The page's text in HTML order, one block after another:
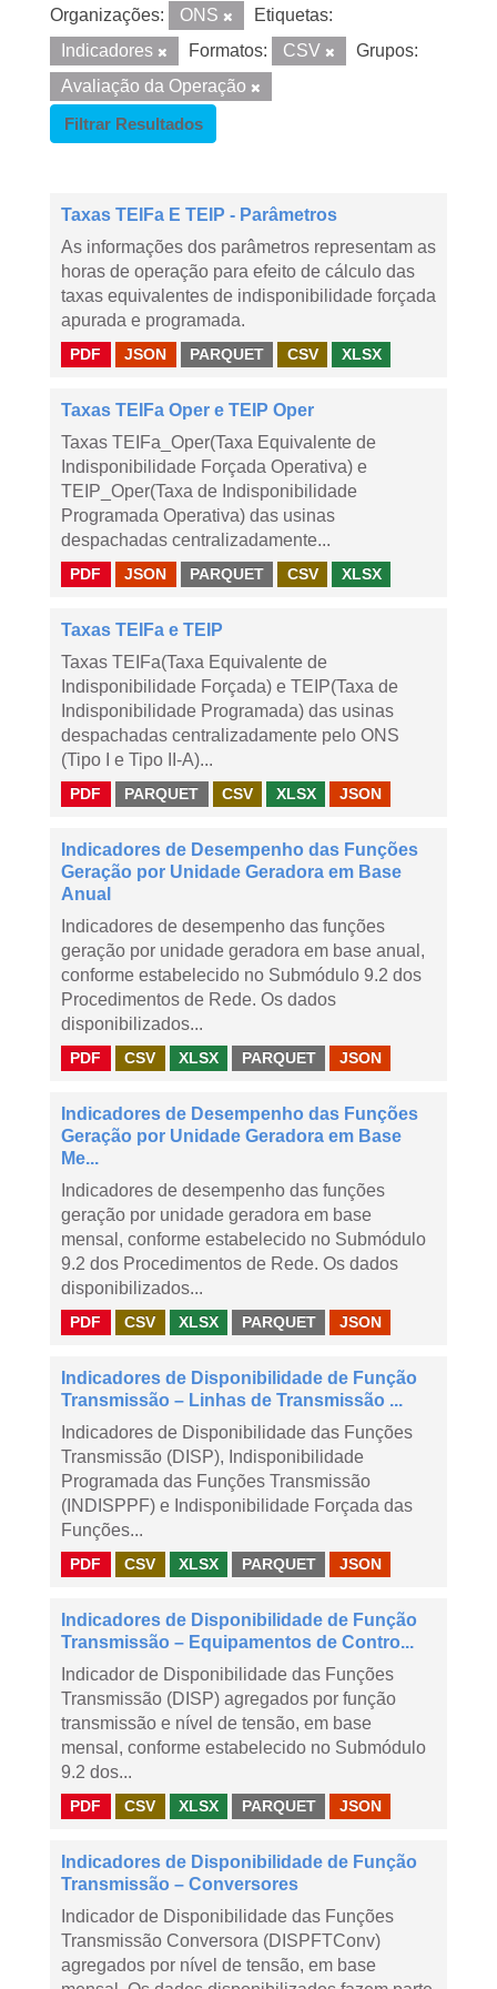
Organizações: ONS
Etiquetas:
Indicadores
Formatos: CSV
Grupos:
Avaliação da Operação
Filtrar Resultados
Taxas TEIFa E TEIP - Parâmetros
As informações dos parâmetros representam as
horas de operação para efeito de cálculo das
taxas equivalentes de indisponibilidade forçada
apurada e programada.
PDF JSON PARQUET CSV XLSX
Taxas TEIFa Oper e TEIP Oper
Taxas TEIFa_Oper(Taxa Equivalente de
Indisponibilidade Forçada Operativa) e
TEIP_Oper(Taxa de Indisponibilidade
Programada Operativa) das usinas
despachadas centralizadamente...
PDF JSON PARQUET CSV XLSX
Taxas TEIFa e TEIP
Taxas TEIFa(Taxa Equivalente de
Indisponibilidade Forçada) e TEIP(Taxa de
Indisponibilidade Programada) das usinas
despachadas centralizadamente pelo ONS
(Tipo I e Tipo II-A)...
PDF PARQUET CSV XLSX JSON
Indicadores de Desempenho das Funções
Geração por Unidade Geradora em Base
Anual
Indicadores de desempenho das funções
geração por unidade geradora em base anual,
conforme estabelecido no Submódulo 9.2 dos
Procedimentos de Rede. Os dados
disponibilizados...
PDF CSV XLSX PARQUET JSON
Indicadores de Desempenho das Funções
Geração por Unidade Geradora em Base
Me...
Indicadores de desempenho das funções
geração por unidade geradora em base
mensal, conforme estabelecido no Submódulo
9.2 dos Procedimentos de Rede. Os dados
disponibilizados...
PDF CSV XLSX PARQUET JSON
Indicadores de Disponibilidade de Função
Transmissão – Linhas de Transmissão ...
Indicadores de Disponibilidade das Funções
Transmissão (DISP), Indisponibilidade
Programada das Funções Transmissão
(INDISPPF) e Indisponibilidade Forçada das
Funções...
PDF CSV XLSX PARQUET JSON
Indicadores de Disponibilidade de Função
Transmissão – Equipamentos de Contro...
Indicador de Disponibilidade das Funções
Transmissão (DISP) agregados por função
transmissão e nível de tensão, em base
mensal, conforme estabelecido no Submódulo
9.2 dos...
PDF CSV XLSX PARQUET JSON
Indicadores de Disponibilidade de Função
Transmissão – Conversores
Indicador de Disponibilidade das Funções
Transmissão Conversora (DISPFTConv)
agregados por nível de tensão, em base